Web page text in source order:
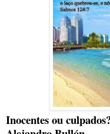
Inocentes ou